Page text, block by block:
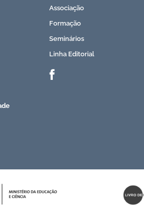
Associação
Formação
Seminários
Linha Editorial